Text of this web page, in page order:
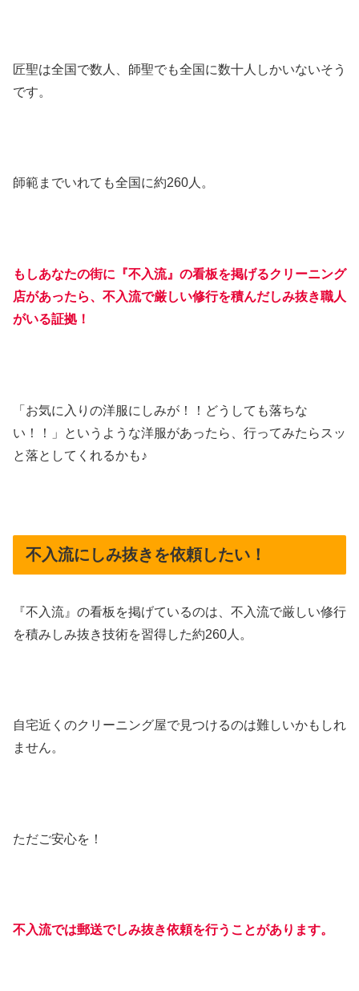
匠聖は全国で数人、師聖でも全国に数十人しかいないそう
です。
師範までいれても全国に約260人。
もしあなたの街に『不入流』の看板を掲げるクリーニング
店があったら、不入流で厳しい修行を積んだしみ抜き職人
がいる証拠！
「お気に入りの洋服にしみが！！どうしても落ちな
い！！」というような洋服があったら、行ってみたらスッ
と落としてくれるかも♪
不入流にしみ抜きを依頼したい！
『不入流』の看板を掲げているのは、不入流で厳しい修行
を積みしみ抜き技術を習得した約260人。
自宅近くのクリーニング屋で見つけるのは難しいかもしれ
ません。
ただご安心を！
不入流では郵送でしみ抜き依頼を行うことがあります。